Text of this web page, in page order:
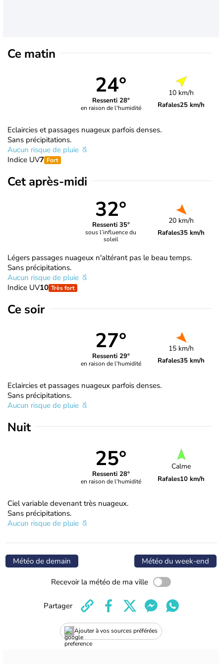
Ce matin
24°
Ressenti 28°
en raison de l'humidité
10 km/h
Rafales25 km/h
Eclaircies et passages nuageux parfois denses.
Sans précipitations.
Aucun risque de pluie
Indice UV7 Fort
Cet après-midi
32°
Ressenti 35°
sous l’influence du
soleil
20 km/h
Rafales35 km/h
Légers passages nuageux n'altérant pas le beau temps.
Sans précipitations.
Aucun risque de pluie
Indice UV10 Très fort
Ce soir
27°
Ressenti 29°
en raison de l'humidité
15 km/h
Rafales35 km/h
Eclaircies et passages nuageux parfois denses.
Sans précipitations.
Aucun risque de pluie
Nuit
25°
Ressenti 28°
en raison de l'humidité
Calme
Rafales10 km/h
Ciel variable devenant très nuageux.
Sans précipitations.
Aucun risque de pluie
Météo de demain Météo du week-end
Recevoir la météo de ma ville
Ajouter à vos sources préférées
Partager